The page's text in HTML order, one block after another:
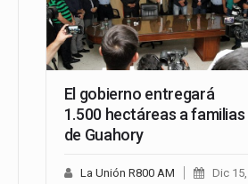
El gobierno entregará
1.500 hectáreas a familias
de Guahory
La Unión R800 AM
Dic 15,